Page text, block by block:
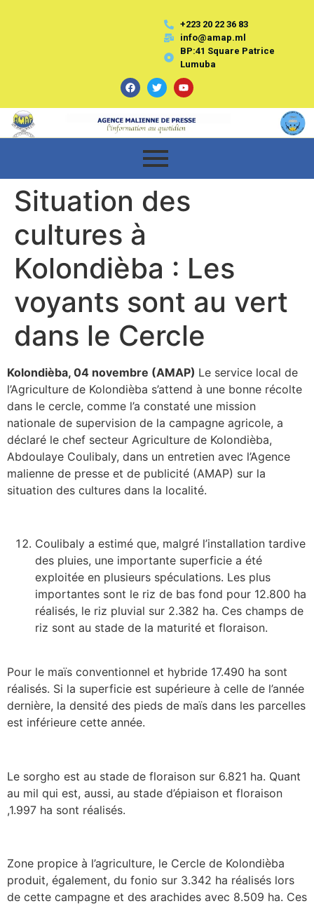
+223 20 22 36 83
info@amap.ml
BP:41 Square Patrice
Lumuba
Situation des
cultures à
Kolondièba : Les
voyants sont au vert
dans le Cercle
Kolondièba, 04 novembre (AMAP) Le service local de
l’Agriculture de Kolondièba s’attend à une bonne récolte
dans le cercle, comme l’a constaté une mission
nationale de supervision de la campagne agricole, a
déclaré le chef secteur Agriculture de Kolondièba,
Abdoulaye Coulibaly, dans un entretien avec l’Agence
malienne de presse et de publicité (AMAP) sur la
situation des cultures dans la localité.
Coulibaly a estimé que, malgré l’installation tardive
des pluies, une importante superficie a été
exploitée en plusieurs spéculations. Les plus
importantes sont le riz de bas fond pour 12.800 ha
réalisés, le riz pluvial sur 2.382 ha. Ces champs de
riz sont au stade de la maturité et floraison.
Pour le maïs conventionnel et hybride 17.490 ha sont
réalisés. Si la superficie est supérieure à celle de l’année
dernière, la densité des pieds de maïs dans les parcelles
est inférieure cette année.
Le sorgho est au stade de floraison sur 6.821 ha. Quant
au mil qui est, aussi, au stade d’épiaison et floraison
,1.997 ha sont réalisés.
Zone propice à l’agriculture, le Cercle de Kolondièba
produit, également, du fonio sur 3.342 ha réalisés lors
de cette campagne et des arachides avec 8.509 ha. Ces